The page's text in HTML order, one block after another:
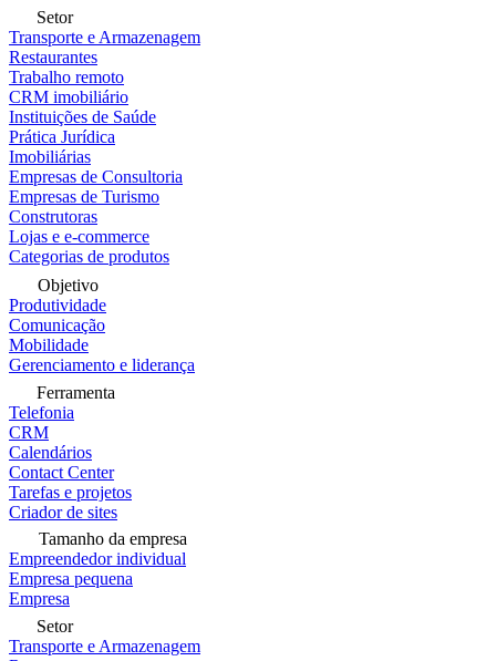
Setor
Transporte e Armazenagem
Restaurantes
Trabalho remoto
CRM imobiliário
Instituições de Saúde
Prática Jurídica
Imobiliárias
Empresas de Consultoria
Empresas de Turismo
Construtoras
Lojas e e-commerce
Categorias de produtos
Objetivo
Produtividade
Comunicação
Mobilidade
Gerenciamento e liderança
Ferramenta
Telefonia
CRM
Calendários
Contact Center
Tarefas e projetos
Criador de sites
Tamanho da empresa
Empreendedor individual
Empresa pequena
Empresa
Setor
Transporte e Armazenagem